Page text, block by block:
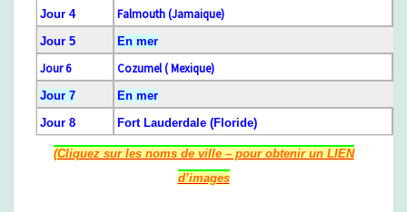
U
E
S
T
Jour 4 Falmouth (Jamaique)
Jour 5 En mer
Jour 6 Cozumel ( Mexique)
Jour 7 En mer
Jour 8
Fort Lauderdale (Floride)
(Cliquez sur les noms de ville – pour obtenir un LIEN
d’images